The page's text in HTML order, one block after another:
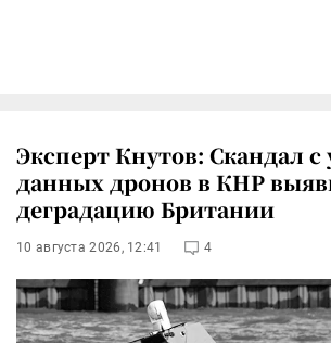
Эксперт Кнутов: Скандал с
данных дронов в КНР
деградацию Британии
10 августа 2026, 12:41 4